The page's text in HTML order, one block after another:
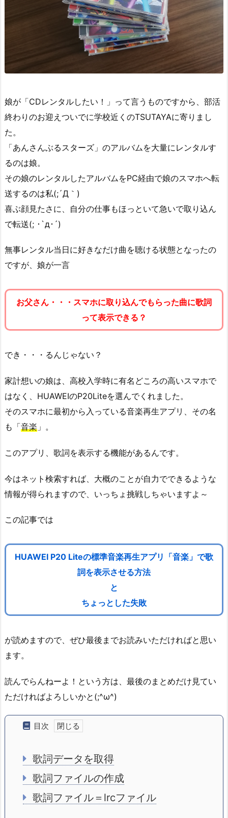
娘が「CDレンタルしたい！」って言うものですから、部活
終わりのお迎えついでに学校近くのTSUTAYAに寄りまし
た。
「あんさんぶるスターズ」のアルバムを大量にレンタルす
るのは娘。
その娘のレンタルしたアルバムをPC経由で娘のスマホへ転
送するのは私(;´Д｀)
喜ぶ顔見たさに、自分の仕事もほっといて急いで取り込ん
で転送(; ･`д･´)
無事レンタル当日に好きなだけ曲を聴ける状態となったの
ですが、娘が一言
お父さん・・・スマホに取り込んでもらった曲に歌詞
って表示できる？
でき・・・るんじゃない？
家計想いの娘は、高校入学時に有名どころの高いスマホで
はなく、HUAWEIのP20Liteを選んでくれました。
そのスマホに最初から入っている音楽再生アプリ、その名
も「音楽 」。
このアプリ、歌詞を表示する機能があるんです。
今はネット検索すれば、大概のことが自力でできるような
情報が得られますので、いっちょ挑戦しちゃいますよ～
この記事では
HUAWEI P20 Liteの標準音楽再生アプリ「音楽」で歌
詞を表示させる方法
と
ちょっとした失敗
が読めますので、ぜひ最後までお読みいただければと思い
ます。
読んでらんねーよ！という方は、最後のまとめだけ見てい
ただければよろしいかと(;^ω^)
目次
歌詞データを取得
歌詞ファイルの作成
歌詞ファイル＝lrcファイル